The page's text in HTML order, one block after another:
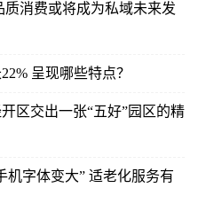
消费或将成为私域未来发
呈现哪些特点？
区交出一张“五好”园区的精
机字体变大” 适老化服务有